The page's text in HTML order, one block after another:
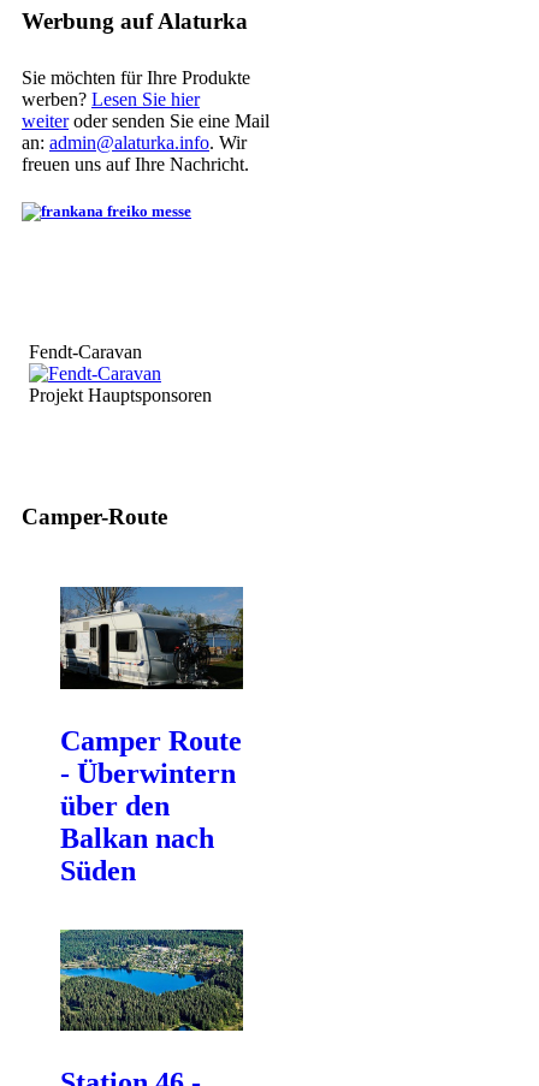
Werbung auf Alaturka
Sie möchten für Ihre Produkte
werben? Lesen Sie hier
weiteroder senden Sie eine Mail
an: admin@alaturka.info. Wir
freuen uns auf Ihre Nachricht.
Fendt-Caravan
Projekt Hauptsponsoren
Camper-Route
Camper Route
- Überwintern
über den
Balkan nach
Süden